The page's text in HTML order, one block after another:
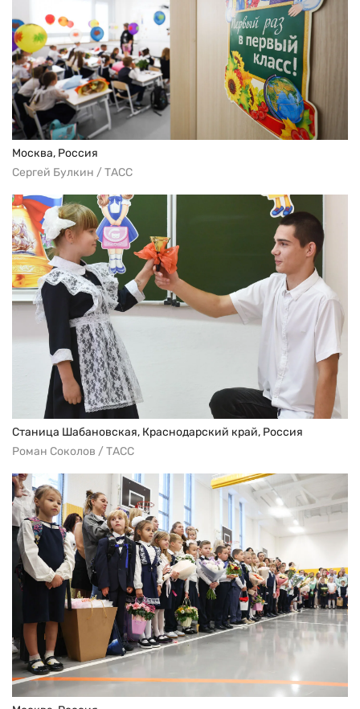
Москва, Россия
Сергей Булкин / ТАСС
Станица Шабановская, Краснодарский край, Россия
Роман Соколов / ТАСС